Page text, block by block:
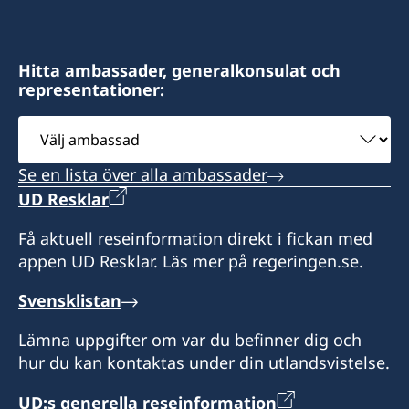
Hitta ambassader, generalkonsulat och
representationer:
Välj
ambassad
Se en lista över alla ambassader
UD Resklar
Få aktuell reseinformation direkt i fickan med
appen UD Resklar. Läs mer på regeringen.se.
Svensklistan
Lämna uppgifter om var du befinner dig och
hur du kan kontaktas under din utlandsvistelse.
UD:s generella reseinformation